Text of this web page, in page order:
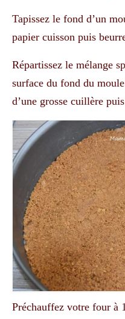
Tapissez le fond d’un
papier cuisson puis
Répartissez le mélange
surface du fond du
d’une grosse cuillère
Préchauffez votre four à